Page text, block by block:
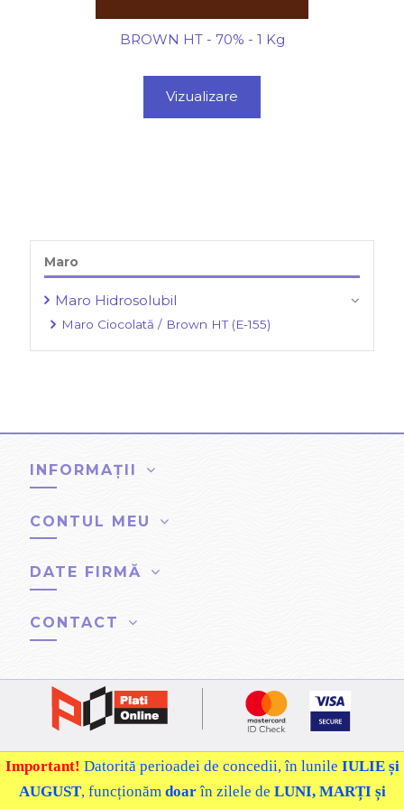
Important! Datorită perioadei de concedii, în lunile IULIE și
AUGUST, funcționăm doarîn zilele de LUNI, MARȚI și
BROWN HT - 70% - 1 Kg
Vizualizare
Maro
Maro Hidrosolubil
Maro Ciocolată / Brown HT (E-155)
INFORMAȚII
CONTUL MEU
DATE FIRMĂ
CONTACT
© 2022 - 2026 Webshop creat și administrat de Ingredex
SRL.Sediu social: Str. Despot Vodă nr. 4, București.Operator de